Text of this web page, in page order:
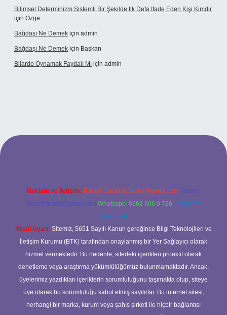
Bilimsel Determinizm Sistemli Bir Şekilde Ilk Defa Ifade Eden Kişi Kimdir
için Özge
Bağdaşı Ne Demek için admin
Bağdaşı Ne Demek için Başkan
Bilardo Oynamak Faydalı Mı için admin
Reklam ve İletişim: E-mail: backlinkpaneli@gmail.com Teams:
forumhizmeti@gmail.com Whatsapp: 0262 606 0 726 Telegram:
@karabul
Yasal Uyarı: Sitemiz, 5651 Sayılı Kanun gereğince Bilgi Teknolojileri ve
İletişim Kurumu (BTK) tarafından onaylanmış bir Yer Sağlayıcı olarak
hizmet vermektedir. Bu nedenle, sitedeki içerikleri proaktif olarak
denetleme veya araştırma yükümlülüğümüz bulunmamaktadır. Ancak,
üyelerimiz yazdıkları içeriklerin sorumluluğunu taşımakta olup, siteye
üye olarak bu sorumluluğu kabul etmiş sayılırlar. Bu internet sitesi,
herhangi bir marka, kurum veya şahıs şirketi ile hiçbir bağlantısı